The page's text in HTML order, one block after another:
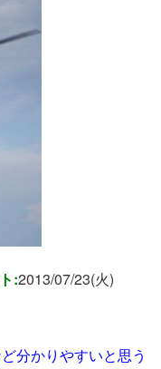
:2013/07/23(火)
分かりやすいと思う